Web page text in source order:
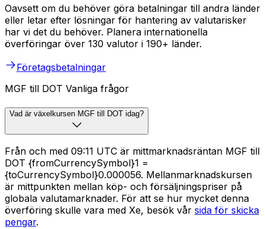
Oavsett om du behöver göra betalningar till andra länder
eller letar efter lösningar för hantering av valutarisker
har vi det du behöver. Planera internationella
överföringar över 130 valutor i 190+ länder.
Företagsbetalningar
MGF till DOT Vanliga frågor
Vad är växelkursen MGF till DOT idag?
Från och med 09:11 UTC är mittmarknadsräntan MGF till
DOT {fromCurrencySymbol}1 =
{toCurrencySymbol}0.000056. Mellanmarknadskursen
är mittpunkten mellan köp- och försäljningspriser på
globala valutamarknader. För att se hur mycket denna
överföring skulle vara med Xe, besök vår sida för skicka
pengar.